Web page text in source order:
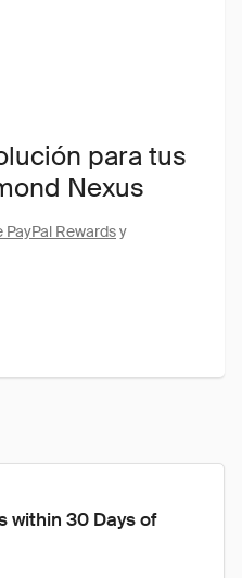
para tus
Nexus
Rewardsy
within 30 Days of